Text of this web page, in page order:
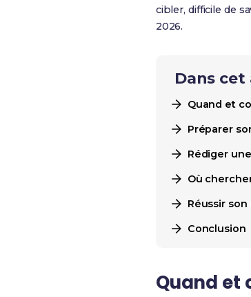
cibler, difficile de
2026.
Dans
Quand et
Préparer
Rédiger
Où
Réussir
Conclusion
Quand et